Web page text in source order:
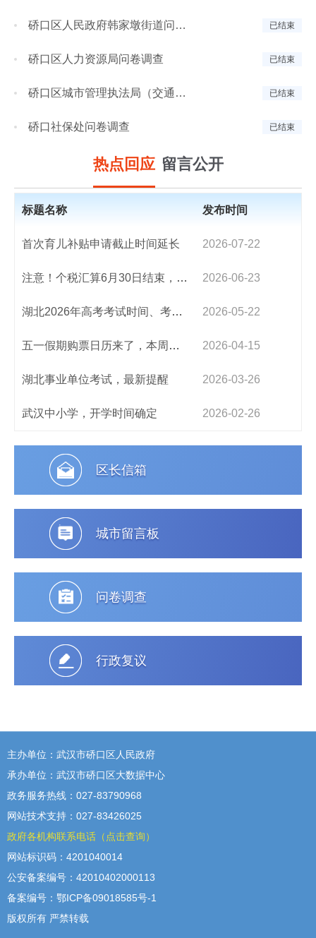
硚口区人民政府韩家墩街道问卷调查 已结束
硚口区人力资源局问卷调查 已结束
硚口区城市管理执法局（交通运输局、园林局）问... 已结束
硚口社保处问卷调查 已结束
热点回应 留言公开
标题名称 发布时间
首次育儿补贴申请截止时间延长 2026-07-22
注意！个税汇算6月30日结束，个人不补税7月1日起将付滞纳金 2026-06-23
湖北2026年高考考试时间、考点考场安排信息公布 2026-05-22
五一假期购票日历来了，本周五可买假期首日火车票，铁路部门提醒 2026-04-15
湖北事业单位考试，最新提醒 2026-03-26
武汉中小学，开学时间确定 2026-02-26
区长信箱
城市留言板
问卷调查
行政复议
主办单位：武汉市硚口区人民政府
承办单位：武汉市硚口区大数据中心
政务服务热线：027-83790968
网站技术支持：027-83426025
政府各机构联系电话（点击查询）
网站标识码：4201040014
公安备案编号：42010402000113
备案编号：鄂ICP备09018585号-1
版权所有 严禁转载